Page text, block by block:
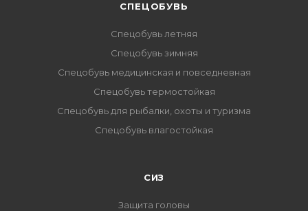
CПЕЦОБУВЬ
Спецобувь летняя
Спецобувь зимняя
Спецобувь медицинская и повседневная
Спецобувь термостойкая
Спецобувь для рыбалки, охоты и туризма
Спецобувь влагостойкая
СИЗ
Защита головы